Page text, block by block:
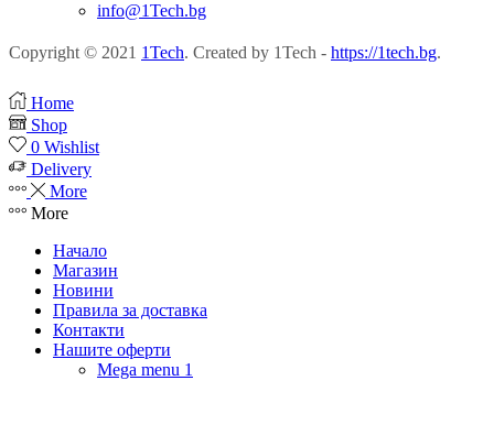
info@1Tech.bg
Copyright © 2021 1Tech. Created by 1Tech - https://1tech.bg.
Home
Shop
0 Wishlist
Delivery
More
More
Начало
Магазин
Новини
Правила за доставка
Контакти
Нашите оферти
Mega menu 1